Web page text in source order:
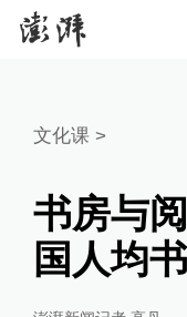
文化课>
书房与
国人均